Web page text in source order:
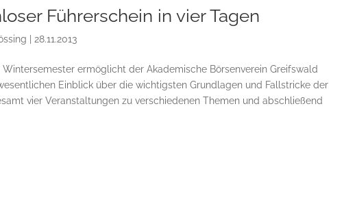
Führerschein in vier Tagen
28.11.2013
Wintersemester ermöglicht der Akademische Börsenverein Greifswald
Einblick über die wichtigsten Grundlagen und Fallstricke der
vier Veranstaltungen zu verschiedenen Themen und abschließend